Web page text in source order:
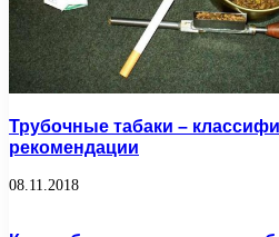
Трубочные табаки –
рекомендации
08.11.2018